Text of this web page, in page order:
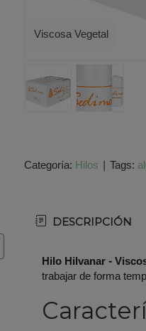
Viscosa Vegetal
Categoría: Hilos | Tags:
DESCRIPCIÓN
Hilo Hilvanar -
trabajar de forma